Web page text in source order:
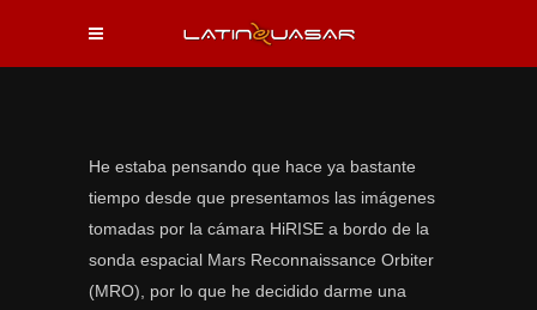
He estaba pensando que hace ya bastante
tiempo desde que presentamos las imágenes
tomadas por la cámara HiRISE a bordo de la
sonda espacial Mars Reconnaissance Orbiter
(MRO), por lo que he decidido darme una